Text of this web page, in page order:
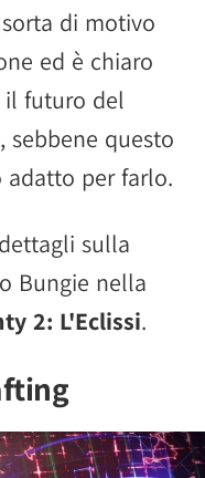
di motivo
ed è chiaro
futuro del
sebbene questo
per farlo.
sulla
Bungie nella
2: L'Eclissi.